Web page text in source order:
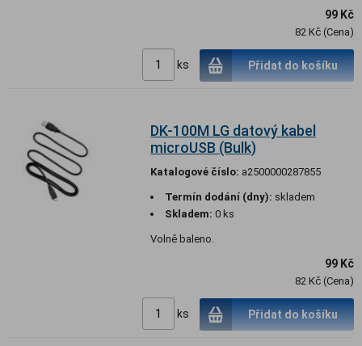
99 Kč
82 Kč (Cena)
ks Přidat do košíku
DK-100M LG datový kabel
microUSB (Bulk)
Katalogové číslo: a2500000287855
Termín dodání (dny): skladem
Skladem: 0 ks
Volně baleno.
99 Kč
82 Kč (Cena)
ks Přidat do košíku